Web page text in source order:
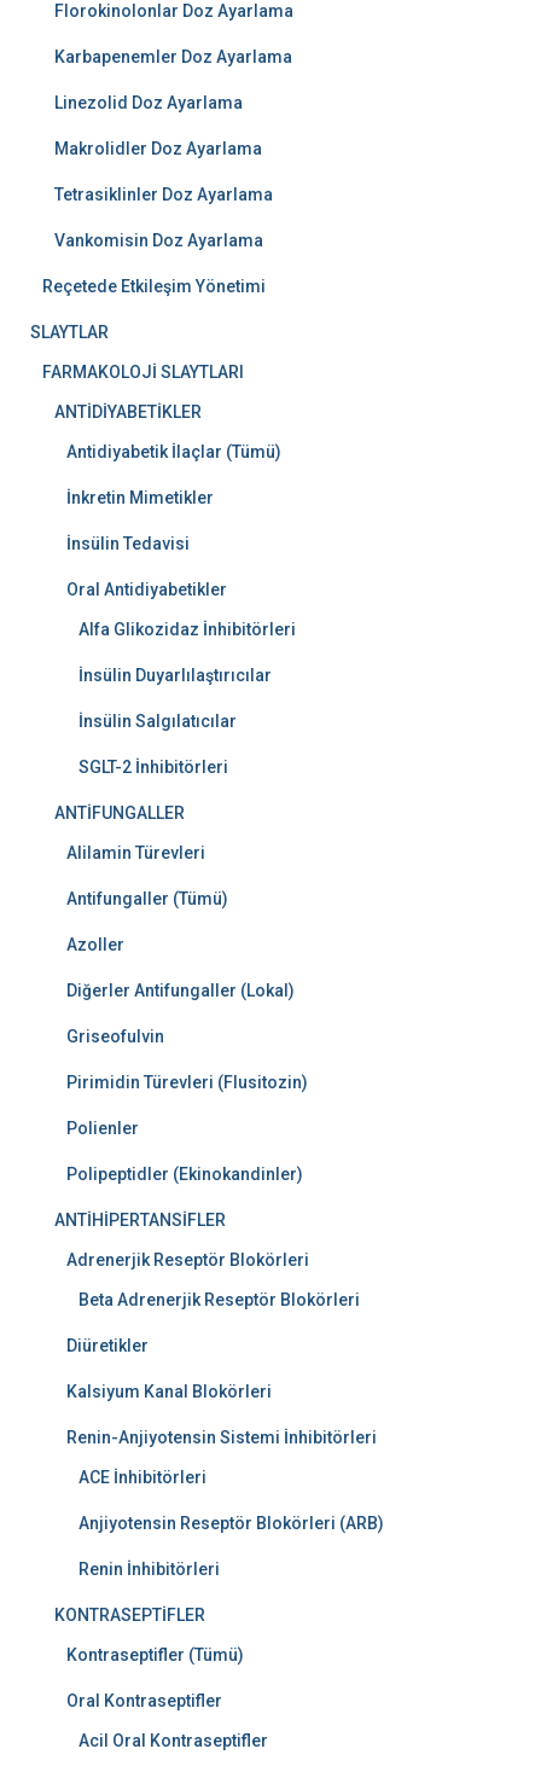
Florokinolonlar Doz Ayarlama
Karbapenemler Doz Ayarlama
Linezolid Doz Ayarlama
Makrolidler Doz Ayarlama
Tetrasiklinler Doz Ayarlama
Vankomisin Doz Ayarlama
Reçetede Etkileşim Yönetimi
SLAYTLAR
FARMAKOLOJİ SLAYTLARI
ANTİDİYABETİKLER
Antidiyabetik İlaçlar (Tümü)
İnkretin Mimetikler
İnsülin Tedavisi
Oral Antidiyabetikler
Alfa Glikozidaz İnhibitörleri
İnsülin Duyarlılaştırıcılar
İnsülin Salgılatıcılar
SGLT-2 İnhibitörleri
ANTİFUNGALLER
Alilamin Türevleri
Antifungaller (Tümü)
Azoller
Diğerler Antifungaller (Lokal)
Griseofulvin
Pirimidin Türevleri (Flusitozin)
Polienler
Polipeptidler (Ekinokandinler)
ANTİHİPERTANSİFLER
Adrenerjik Reseptör Blokörleri
Beta Adrenerjik Reseptör Blokörleri
Diüretikler
Kalsiyum Kanal Blokörleri
Renin-Anjiyotensin Sistemi İnhibitörleri
ACE İnhibitörleri
Anjiyotensin Reseptör Blokörleri (ARB)
Renin İnhibitörleri
KONTRASEPTİFLER
Kontraseptifler (Tümü)
Oral Kontraseptifler
Acil Oral Kontraseptifler